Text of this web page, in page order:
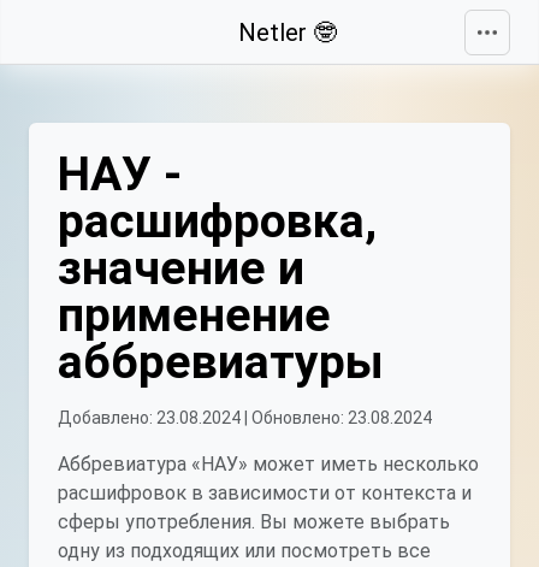
Netler 🤓
НАУ -
расшифровка,
значение и
применение
аббревиатуры
Добавлено: 23.08.2024 | Обновлено: 23.08.2024
Аббревиатура «НАУ» может иметь несколько
расшифровок в зависимости от контекста и
сферы употребления. Вы можете выбрать
одну из подходящих или посмотреть все